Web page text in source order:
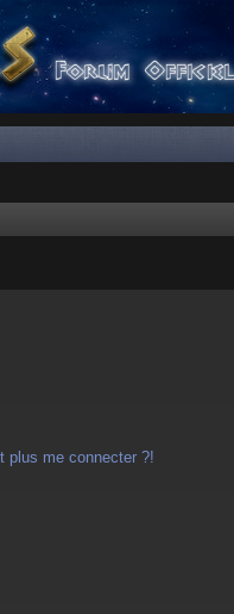
plus me connecter ?!